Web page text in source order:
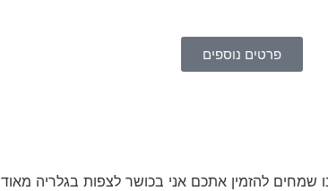
פרטים נוספים
שמחים להזמין אתכם אני בכושר לצפות בגלריה מאוד